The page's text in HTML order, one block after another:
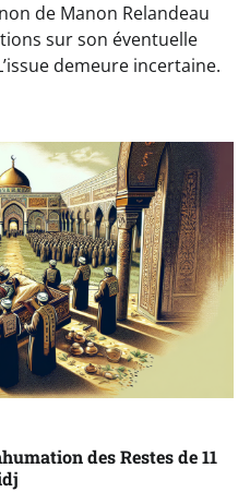
de Manon Relandeau
sur son éventuelle
demeure incertaine.
des Restes de 11